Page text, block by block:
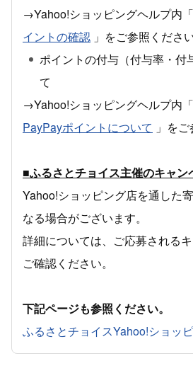
→Yahoo!ショッピングヘルプ内「
イントの確認 」をご参照ください
ポイントの付与（付与率・付
て
→Yahoo!ショッピングヘルプ内「
PayPayポイントについて 」をご
■ふるさとチョイス主催のキャン
Yahoo!ショッピング店を通した
なる場合がございます。
詳細については、ご応募される
ご確認ください。
下記ページも参照ください。
ふるさとチョイスYahoo!ショッ